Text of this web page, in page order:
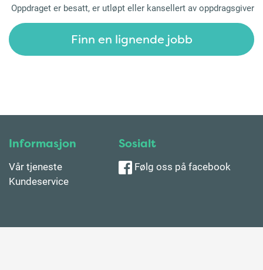
Oppdraget er besatt, er utløpt eller kansellert av oppdragsgiver
Finn en lignende jobb
Informasjon
Vår tjeneste
Kundeservice
Sosialt
Følg oss på facebook